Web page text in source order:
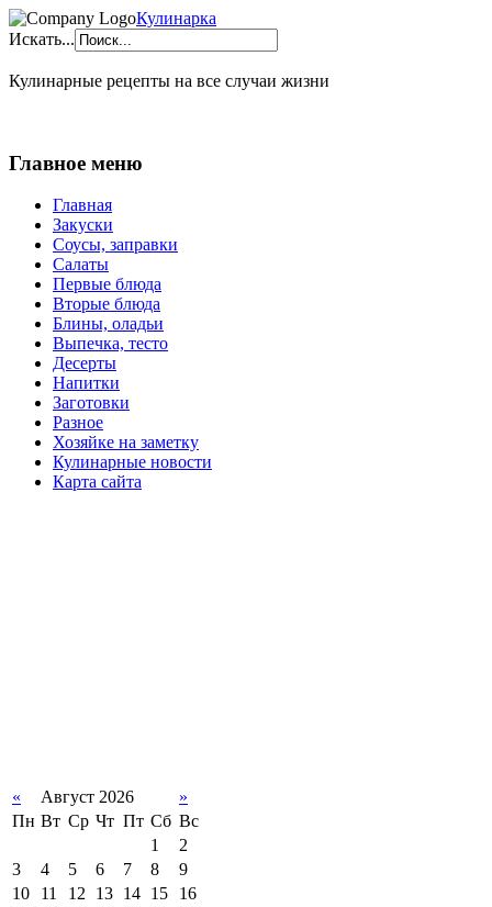
Кулинарка
Искать...
Кулинарные рецепты на все случаи жизни
Главное меню
Главная
Закуски
Соусы, заправки
Салаты
Первые блюда
Вторые блюда
Блины, оладьи
Выпечка, тесто
Десерты
Напитки
Заготовки
Разное
Хозяйке на заметку
Кулинарные новости
Карта сайта
« Август 2026
»
Пн Вт Ср Чт Пт Сб Вс
1
2
3
4 5 6 7 8
9
10
11 12 13 14 15
16